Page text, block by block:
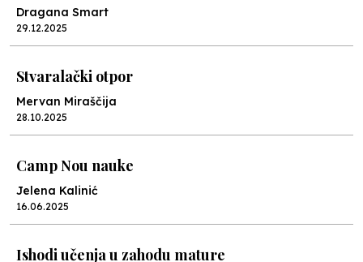
Dragana Smart
29.12.2025
Stvaralački otpor
Mervan Miraščija
28.10.2025
Camp Nou nauke
Jelena Kalinić
16.06.2025
Ishodi učenja u zahodu mature